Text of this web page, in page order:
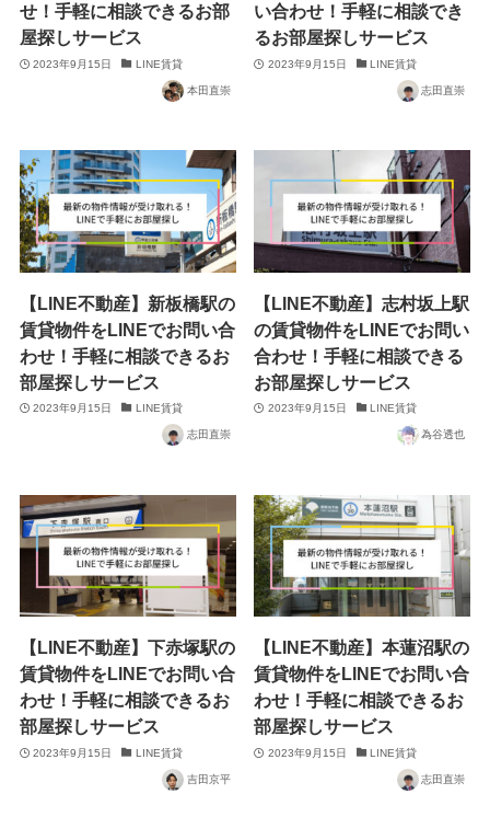
せ！手軽に相談できるお部
屋探しサービス
2023年9月15日 LINE賃貸
本田直崇
い合わせ！手軽に相談でき
るお部屋探しサービス
2023年9月15日 LINE賃貸
志田直崇
【LINE不動産】新板橋駅の
賃貸物件をLINEでお問い合
わせ！手軽に相談できるお
部屋探しサービス
2023年9月15日 LINE賃貸
志田直崇
【LINE不動産】志村坂上駅
の賃貸物件をLINEでお問い
合わせ！手軽に相談できる
お部屋探しサービス
2023年9月15日 LINE賃貸
為谷透也
【LINE不動産】下赤塚駅の
賃貸物件をLINEでお問い合
わせ！手軽に相談できるお
部屋探しサービス
2023年9月15日 LINE賃貸
吉田京平
【LINE不動産】本蓮沼駅の
賃貸物件をLINEでお問い合
わせ！手軽に相談できるお
部屋探しサービス
2023年9月15日 LINE賃貸
志田直崇